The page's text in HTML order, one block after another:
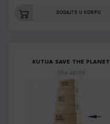
DODAJTE U KORPU
KUTIJA SAVE THE PLANET
Šifra: 48159